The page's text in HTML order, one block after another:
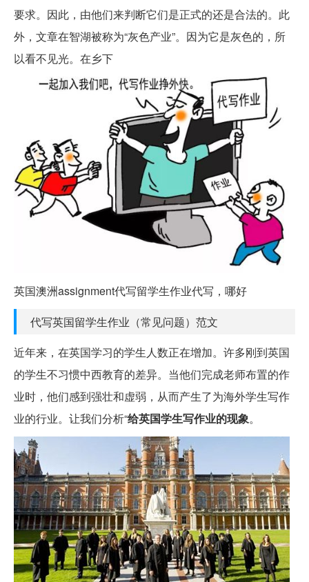
要求。因此，由他们来判断它们是正式的还是合法的。此
外，文章在智湖被称为“灰色产业”。因为它是灰色的，所
以看不见光。在乡下
英国澳洲assignment代写留学生作业代写，哪好
代写英国留学生作业（常见问题）范文
近年来，在英国学习的学生人数正在增加。许多刚到英国
的学生不习惯中西教育的差异。当他们完成老师布置的作
业时，他们感到强壮和虚弱，从而产生了为海外学生写作
业的行业。让我们分析“给英国学生写作业的现象。